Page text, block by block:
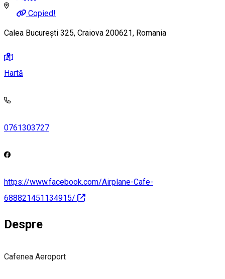
Copied!
Calea București 325, Craiova 200621, Romania
Hartă
0761303727
https://www.facebook.com/Airplane-Cafe-
688821451134915/
Despre
Cafenea Aeroport